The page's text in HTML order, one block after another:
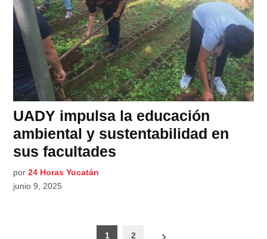
UADY impulsa la educación
ambiental y sustentabilidad en
sus facultades
por 24 Horas Yucatán
junio 9, 2025
1 2